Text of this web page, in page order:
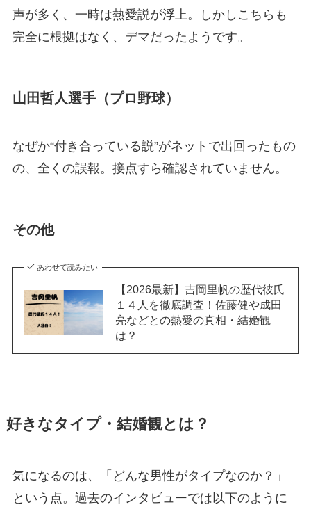
声が多く、一時は熱愛説が浮上。しかしこちらも
完全に根拠はなく、デマだったようです。
山田哲人選手（プロ野球）
なぜか“付き合っている説”がネットで出回ったもの
の、全くの誤報。接点すら確認されていません。
その他
あわせて読みたい
【2026最新】吉岡里帆の歴代彼氏
１４人を徹底調査！佐藤健や成田
亮などとの熱愛の真相・結婚観
は？
好きなタイプ・結婚観とは？
気になるのは、「どんな男性がタイプなのか？」
という点。過去のインタビューでは以下のように